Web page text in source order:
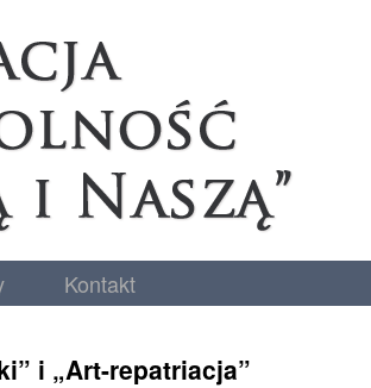
Kontakt
i „Art-repatriacja”